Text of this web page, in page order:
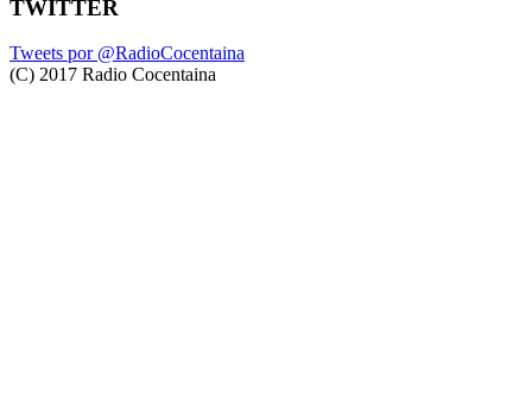
TWITTER
Tweets por @RadioCocentaina
(C) 2017 Radio Cocentaina